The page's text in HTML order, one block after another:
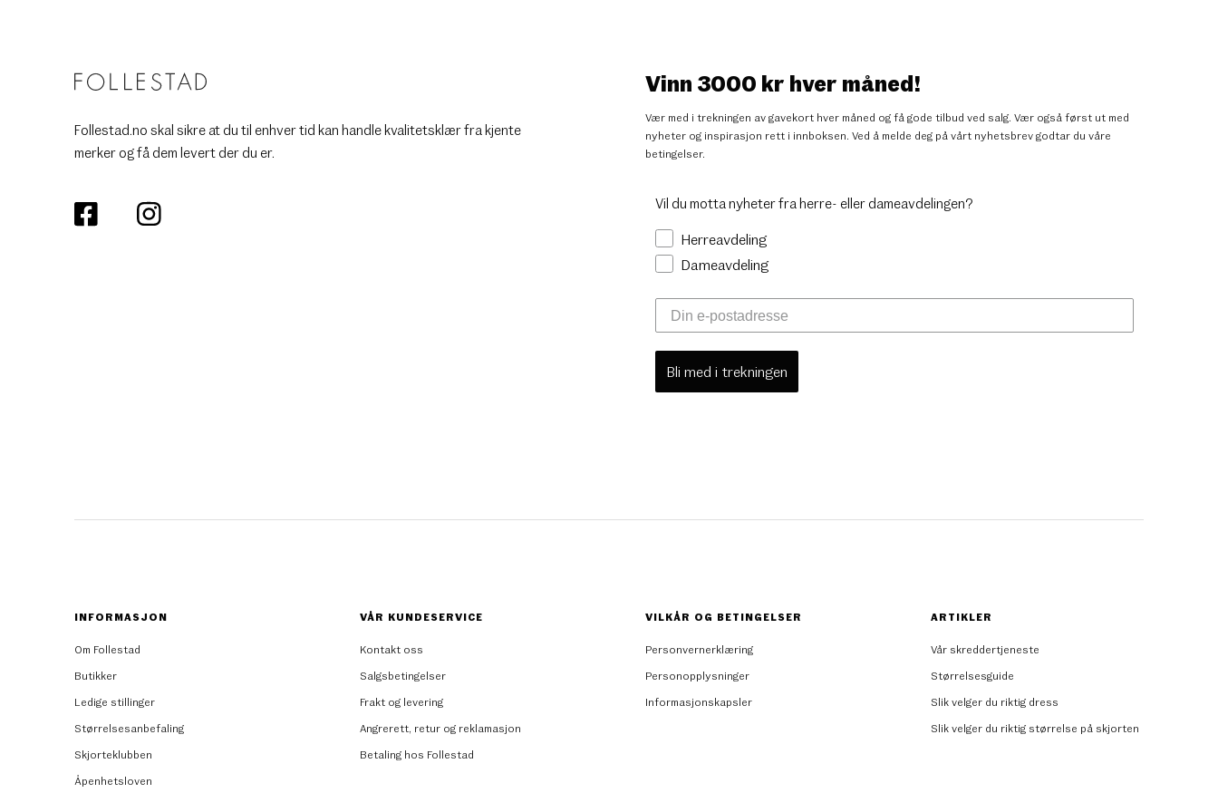
Follestad.no skal sikre at du til enhver tid kan handle kvalitetsklær fra kjente
merker og få dem levert der du er.
Vinn 3000 kr hver måned!
Vær med i trekningen av gavekort hver måned og få gode tilbud ved salg. Vær også først ut med
nyheter og inspirasjon rett i innboksen. Ved å melde deg på vårt nyhetsbrev godtar du våre
betingelser.
Vil du motta nyheter fra herre- eller dameavdelingen?
Herreavdeling
Dameavdeling
Bli med i trekningen
INFORMASJON
Om Follestad
Butikker
Ledige stillinger
Størrelsesanbefaling
Skjorteklubben
Åpenhetsloven
VÅR KUNDESERVICE
Kontakt oss
Salgsbetingelser
Frakt og levering
Angrerett, retur og reklamasjon
Betaling hos Follestad
VILKÅR OG BETINGELSER
Personvernerklæring
Personopplysninger
Informasjonskapsler
ARTIKLER
Vår skreddertjeneste
Størrelsesguide
Slik velger du riktig dress
Slik velger du riktig størrelse på skjorten